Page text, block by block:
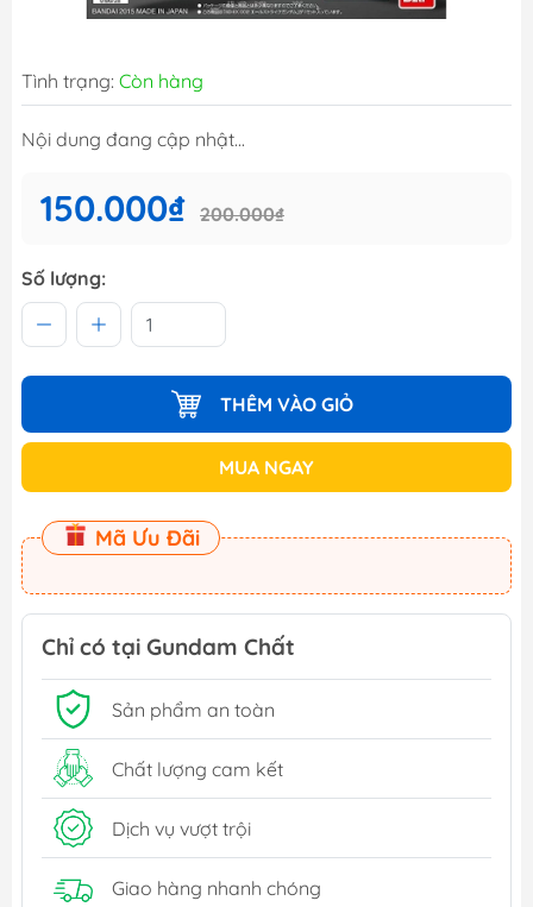
Tình trạng: Còn hàng
Nội dung đang cập nhật...
150.000₫ 200.000₫
Số lượng:
THÊM VÀO GIỎ
MUA NGAY
Mã Ưu Đãi
Chỉ có tại Gundam Chất
Sản phẩm an toàn
Chất lượng cam kết
Dịch vụ vượt trội
Giao hàng nhanh chóng